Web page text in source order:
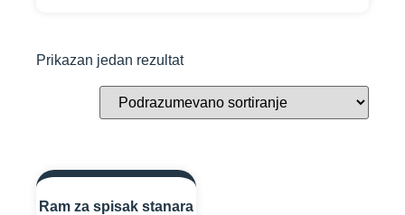
Prikazan jedan rezultat
Ram za spisak stanara